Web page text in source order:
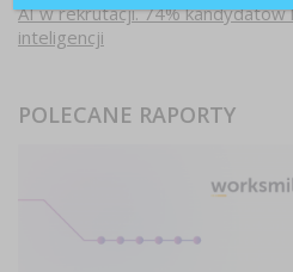
AI w rekrutacji. 74%
inteligencji
POLECANE RAPORTY